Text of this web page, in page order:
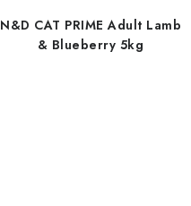
N&D CAT PRIME Adult Lamb
& Blueberry 5kg